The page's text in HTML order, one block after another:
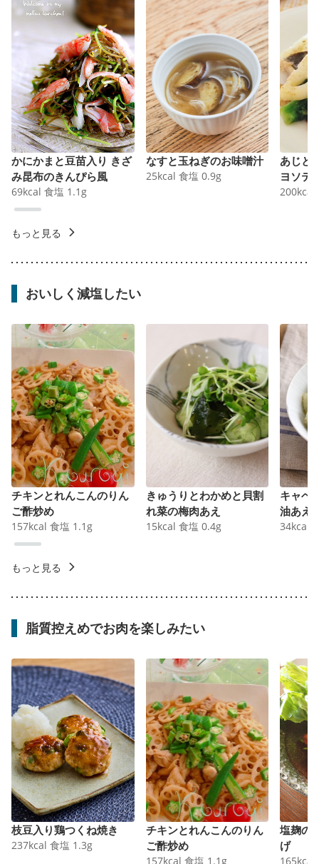
かにかまと豆苗入り きざ
み昆布のきんぴら風
69kcal 食塩 1.1 g
なすと玉ねぎのお味噌汁
25kcal 食塩 0.9g
あじと
ヨソテ
200kcal
もっと見る
おいしく減塩したい
チキンとれんこんのりん
ご酢炒め
157kcal 食塩 1.1 g
きゅうりとわかめと貝割
れ菜の梅肉あえ
15kcal 食塩 0.4g
キャベ
油あえ
34kcal
もっと見る
脂質控えめでお肉を楽しみたい
枝豆入り鶏つくね焼き
237kcal 食塩 1.3g
チキンとれんこんのりん
ご酢炒め
157kcal 食塩 1.1 g
塩麹の
げ
165kcal